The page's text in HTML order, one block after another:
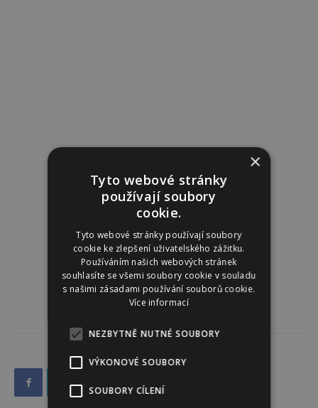
×
Tyto webové stránky
používají soubory
cookie.
Tyto webové stránky používají soubory
cookie ke zlepšení uživatelského zážitku.
Používáním našich webových stránek
souhlasíte se všemi soubory cookie v souladu
s našimi zásadami používání souborů cookie.
Více informací
NEZBYTNĚ NUTNÉ SOUBORY
VÝKONOVÉ SOUBORY
SOUBORY CÍLENÍ